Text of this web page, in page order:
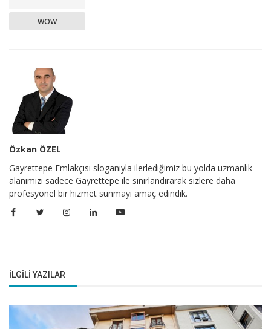
WOW
Özkan ÖZEL
Gayrettepe Emlakçısı sloganıyla ilerlediğimiz bu yolda uzmanlık
alanımızı sadece Gayrettepe ile sınırlandırarak sizlere daha
profesyonel bir hizmet sunmayı amaç edindik.
İLGILI YAZILAR